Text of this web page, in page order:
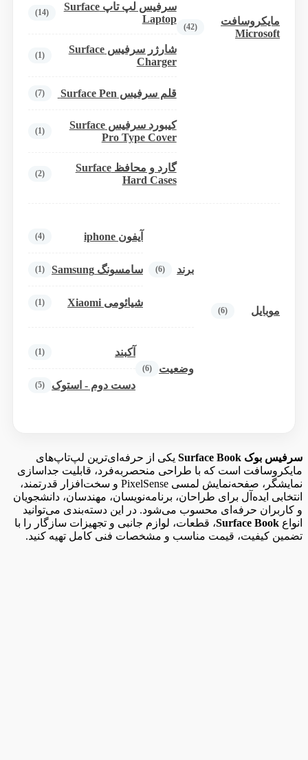
مایکروسافت
Microsoft
(42)
سرفیس لپ تاپ Surface
Laptop
(14)
شارژر سرفیس Surface
Charger
(1)
قلم سرفیس Surface Pen (7)
کیبورد سرفیس Surface
Pro Type Cover
(1)
گارد و محافظ Surface
Hard Cases
(2)
موبایل (6)
برند (6)
آیفون iphone (4)
سامسونگ Samsung (1)
شیائومی Xiaomi (1)
وضعیت (6)
آکبند (1)
دست دوم - استوک (5)
سرفیس بوک Surface Book
یکی از حرفه‌ای‌ترین لپ‌تاپ‌های
مایکروسافت است که با طراحی منحصربه‌فرد، قابلیت جداسازی
نمایشگر، صفحه‌نمایش لمسی PixelSense و سخت‌افزار قدرتمند،
انتخابی ایده‌آل برای طراحان، برنامه‌نویسان، مهندسان، دانشجویان
و کاربران حرفه‌ای محسوب می‌شود. در این دسته‌بندی می‌توانید
انواع Surface Book، قطعات، لوازم جانبی و تجهیزات سازگار را با
تضمین کیفیت، قیمت مناسب و مشخصات فنی کامل تهیه کنید.